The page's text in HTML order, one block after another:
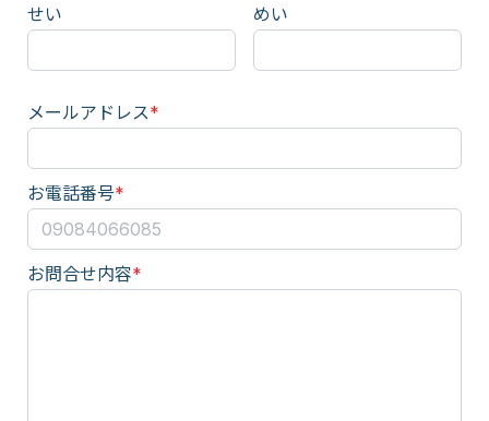
せい
めい
メールアドレス*
お電話番号*
お問合せ内容*